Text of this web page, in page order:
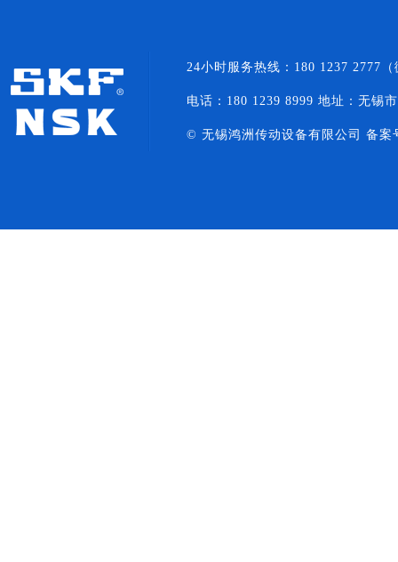
24小时服务热线：180 1237 2777
电话：180 1239 8999 地址：无锡
© 无锡鸿洲传动设备有限公司 备案